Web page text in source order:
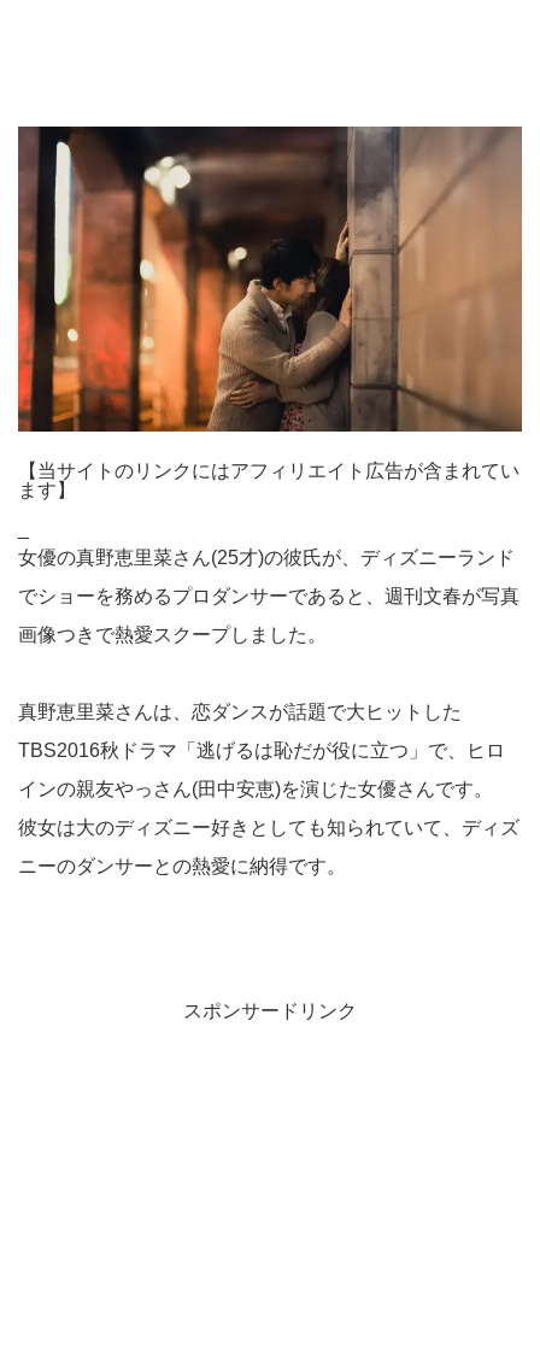
【当サイトのリンクにはアフィリエイト広告が含まれてい
ます】
女優の真野恵里菜さん(25才)の彼氏が、ディズニーランド
でショーを務めるプロダンサーであると、週刊文春が写真
画像つきで熱愛スクープしました。
真野恵里菜さんは、恋ダンスが話題で大ヒットした
TBS2016秋ドラマ「逃げるは恥だが役に立つ」で、ヒロ
インの親友やっさん(田中安恵)を演じた女優さんです。
彼女は大のディズニー好きとしても知られていて、ディズ
ニーのダンサーとの熱愛に納得です。
スポンサードリンク